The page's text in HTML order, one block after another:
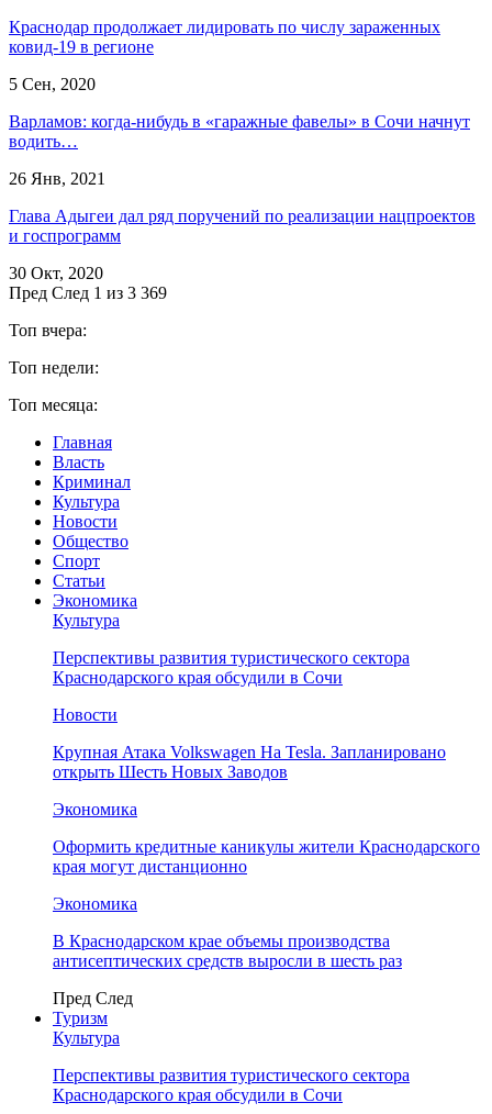
Краснодар продолжает лидировать по числу зараженных
ковид-19 в регионе
5 Сен, 2020
Варламов: когда-нибудь в «гаражные фавелы» в Сочи начнут
водить…
26 Янв, 2021
Глава Адыгеи дал ряд поручений по реализации нацпроектов
и госпрограмм
30 Окт, 2020
Пред След 1 из 3 369
Топ вчера:
Топ недели:
Топ месяца:
Главная
Власть
Криминал
Культура
Новости
Общество
Спорт
Статьи
Экономика
Культура
Перспективы развития туристического сектора
Краснодарского края обсудили в Сочи
Новости
Крупная Атака Volkswagen На Tesla. Запланировано
открыть Шесть Новых Заводов
Экономика
Оформить кредитные каникулы жители Краснодарского
края могут дистанционно
Экономика
В Краснодарском крае объемы производства
антисептических средств выросли в шесть раз
Пред След
Туризм
Культура
Перспективы развития туристического сектора
Краснодарского края обсудили в Сочи